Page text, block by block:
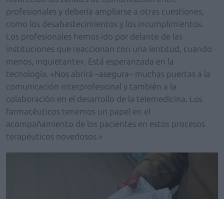
profesionales y debería ampliarse a otras cuestiones,
como los desabastecimientos y los incumplimientos.
Los profesionales hemos ido por delante de las
instituciones que reaccionan con una lentitud, cuando
menos, inquietante». Está esperanzada en la
tecnología. «Nos abrirá –asegura– muchas puertas a la
comunicación interprofesional y también a la
colaboración en el desarrollo de la telemedicina. Los
farmacéuticos tenemos un papel en el
acompañamiento de los pacientes en estos procesos
terapéuticos novedosos.»